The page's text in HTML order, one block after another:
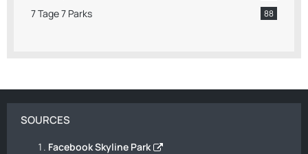
7 Tage 7 Parks 88
SOURCES
Facebook Skyline Park